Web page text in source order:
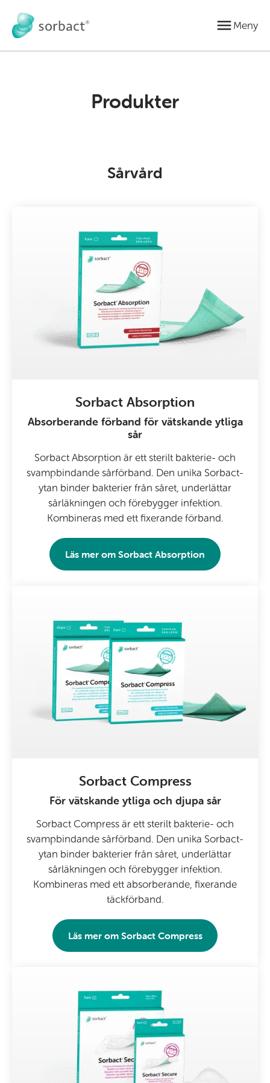
Meny
Produkter
Sårvård
Sorbact Absorption
Absorberande förband för vätskande ytliga
sår
Sorbact Absorption är ett sterilt bakterie- och
svampbindande sårförband. Den unika Sorbact-
ytan binder bakterier från såret, underlättar
sårläkningen och förebygger infektion.
Kombineras med ett fixerande förband.
Läs mer om Sorbact Absorption
Sorbact Compress
För vätskande ytliga och djupa sår
Sorbact Compress är ett sterilt bakterie- och
svampbindande sårförband. Den unika Sorbact-
ytan binder bakterier från såret, underlättar
sårläkningen och förebygger infektion.
Kombineras med ett absorberande, fixerande
täckförband.
Läs mer om Sorbact Compress